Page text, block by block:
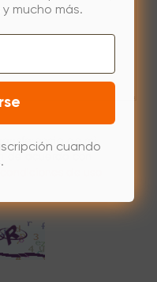
de mi
de acuerdo con
mucho más.
cuando